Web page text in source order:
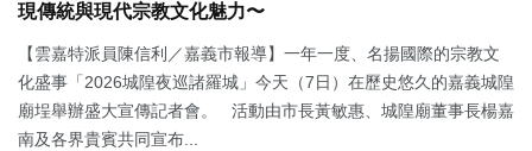
現傳統與現代宗教文化魅力〜
【雲嘉特派員陳信利／嘉義市報導】一年一度、名揚國際的宗教文
化盛事「2026城隍夜巡諸羅城」今天（7日）在歷史悠久的嘉義城隍
廟埕舉辦盛大宣傳記者會。 活動由市長黃敏惠、城隍廟董事長楊嘉
南及各界貴賓共同宣布...